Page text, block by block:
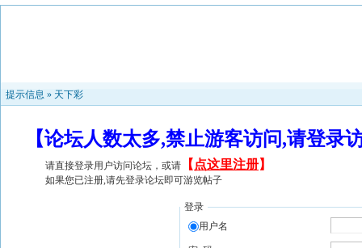
提示信息 » 天下彩
【论坛人数太多,禁止游客访问,请登
请直接登录用户访问论坛，或请 【 点这里注册】
如果您已注册,请先登录论坛即可游览帖子
登录
用户名